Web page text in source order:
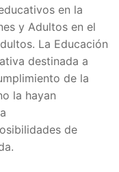
en la
y Adultos en el
La Educación
destinada a
de la
la hayan
de